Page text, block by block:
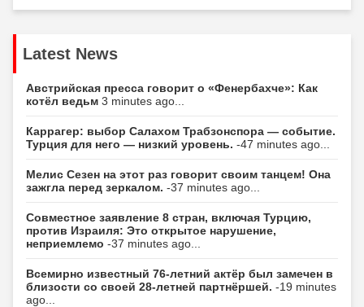
Latest News
Австрийская пресса говорит о «Фенербахче»: Как
котёл ведьм 3 minutes ago...
Каррагер: выбор Салахом Трабзонспора — событие.
Турция для него — низкий уровень. -47 minutes ago...
Мелис Сезен на этот раз говорит своим танцем! Она
зажгла перед зеркалом. -37 minutes ago...
Совместное заявление 8 стран, включая Турцию,
против Израиля: Это открытое нарушение,
неприемлемо -37 minutes ago...
Всемирно известный 76-летний актёр был замечен в
близости со своей 28-летней партнёршей. -19 minutes
ago...